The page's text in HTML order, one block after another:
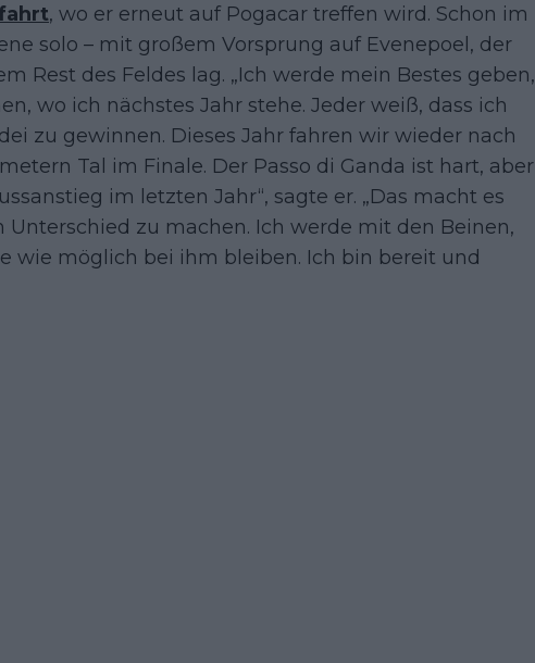
, wo er erneut auf Pogacar treffen wird. Schon im
solo – mit großem Vorsprung auf Evenepoel, der
Rest des Feldes lag. „Ich werde mein Bestes geben,
wo ich nächstes Jahr stehe. Jeder weiß, dass ich
zu gewinnen. Dieses Jahr fahren wir wieder nach
Tal im Finale. Der Passo di Ganda ist hart, aber
im letzten Jahr“, sagte er. „Das macht es
zu machen. Ich werde mit den Beinen,
wie möglich bei ihm bleiben. Ich bin bereit und